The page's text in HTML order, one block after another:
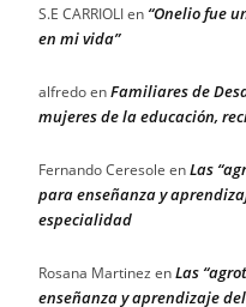
S.E CARRIOLIen “Onelio fue
en mi vida”
alfredoenFamiliares de
mujeres de la educación,
Fernando Ceresole enLas
para enseñanza y
especialidad
Rosana Martinez enLas
enseñanza y aprendizaje